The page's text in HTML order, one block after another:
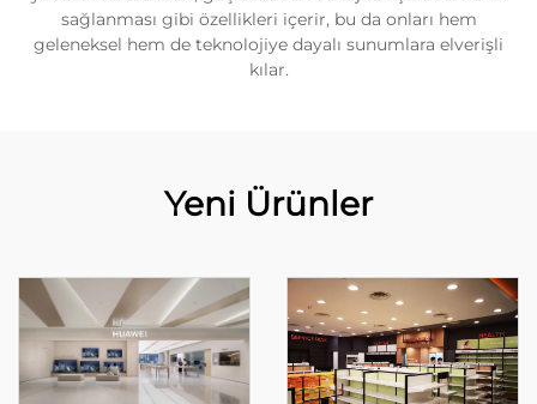
sağlanması gibi özellikleri içerir, bu da onları hem
geleneksel hem de teknolojiye dayalı sunumlara elverişli
kılar.
Yeni Ürünler